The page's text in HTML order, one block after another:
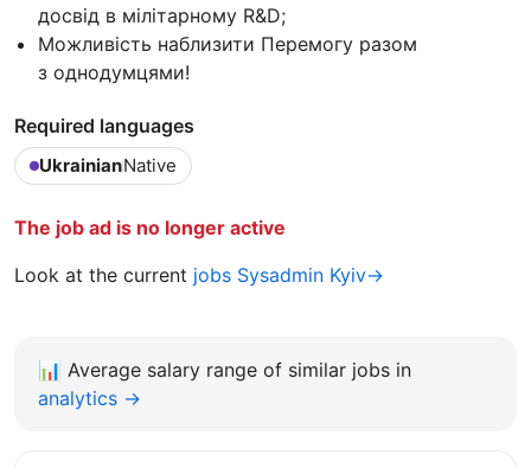
досвід в мілітарному R&D;
Можливість наблизити Перемогу разом
з однодумцями!
Required languages
UkrainianNative
The job ad is no longer active
Look at the current jobs Sysadmin Kyiv→
📊 Average salary range of similar jobs in
analytics →